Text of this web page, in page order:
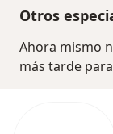
Otros
Ahora mismo
más tarde